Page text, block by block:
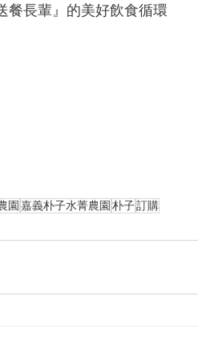
餐長輩』的美好飲食循環
園嘉義朴子水菁農園朴子訂購